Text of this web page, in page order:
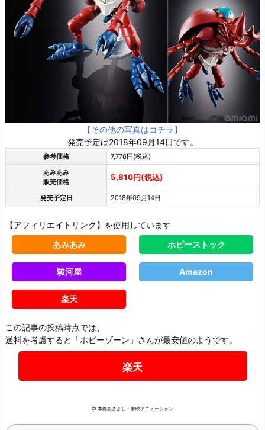
【その他の写真はコチラ】
発売予定は2018年09月14日です。
参考価格
7,776円(税込)
あみあみ
販売価格
5,810円(税込)
発売予定日 2018年09月14日
【アフィリエイトリンク】を使用しています
あみあみ
ホビーストック
駿河屋 Amazon
楽天
この記事の投稿時点では、
送料を考慮すると「ホビーゾーン」さんが最安値のようです。
楽天
© 本郷あきよし・東映アニメーション